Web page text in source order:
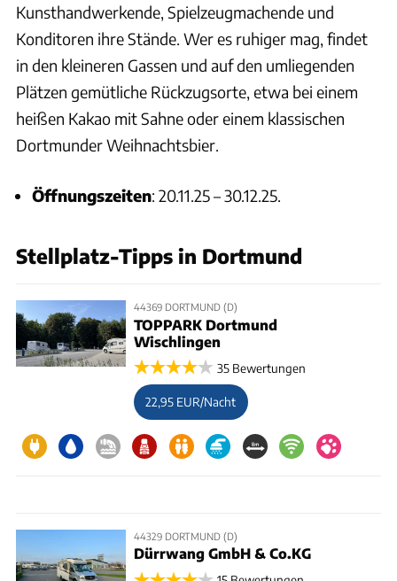
Kunsthandwerkende, Spielzeugmachende und
Konditoren ihre Stände. Wer es ruhiger mag, findet
in den kleineren Gassen und auf den umliegenden
Plätzen gemütliche Rückzugsorte, etwa bei einem
heißen Kakao mit Sahne oder einem klassischen
Dortmunder Weihnachtsbier.
Öffnungszeiten: 20.11.25 – 30.12.25.
Stellplatz-Tipps in Dortmund
44369 DORTMUND (D)
TOPPARK Dortmund
Wischlingen
35 Bewertungen
22,95 EUR/Nacht
44329 DORTMUND (D)
Dürrwang GmbH & Co.KG